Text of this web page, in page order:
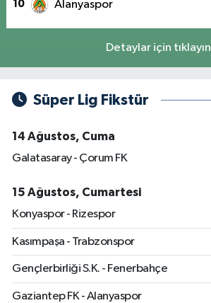
10 Alanyaspor
Detaylar için tıklayın
Süper Lig Fikstür
14 Ağustos, Cuma
Galatasaray - Çorum FK
15 Ağustos, Cumartesi
Konyaspor - Rizespor
Kasımpaşa - Trabzonspor
Gençlerbirliği S.K. - Fenerbahçe
Gaziantep FK - Alanyaspor